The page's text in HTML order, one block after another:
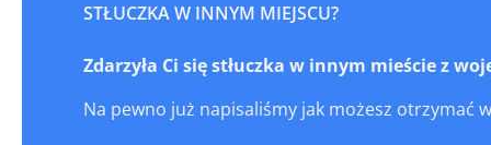
STŁUCZKA W INNYM MIEJSCU?
Zdarzyła Ci się stłuczka w innym mieście z
Na pewno już napisaliśmy jak możesz otrzymać